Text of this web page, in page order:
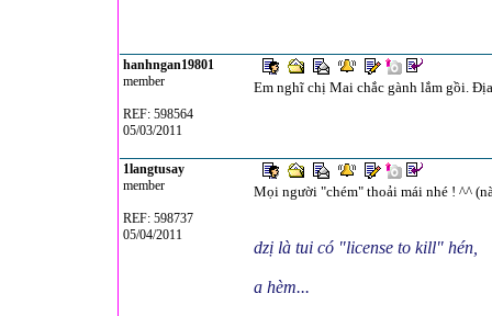
hanhngan19801
member
REF: 598564
05/03/2011
Em nghĩ chị Mai chắc gành lắm gồi.
1langtusay
member
REF: 598737
05/04/2011
Mọi người "chém" thoải mái nhé ! ^^
dzị là tui có "license to kill" hén,
a hèm...